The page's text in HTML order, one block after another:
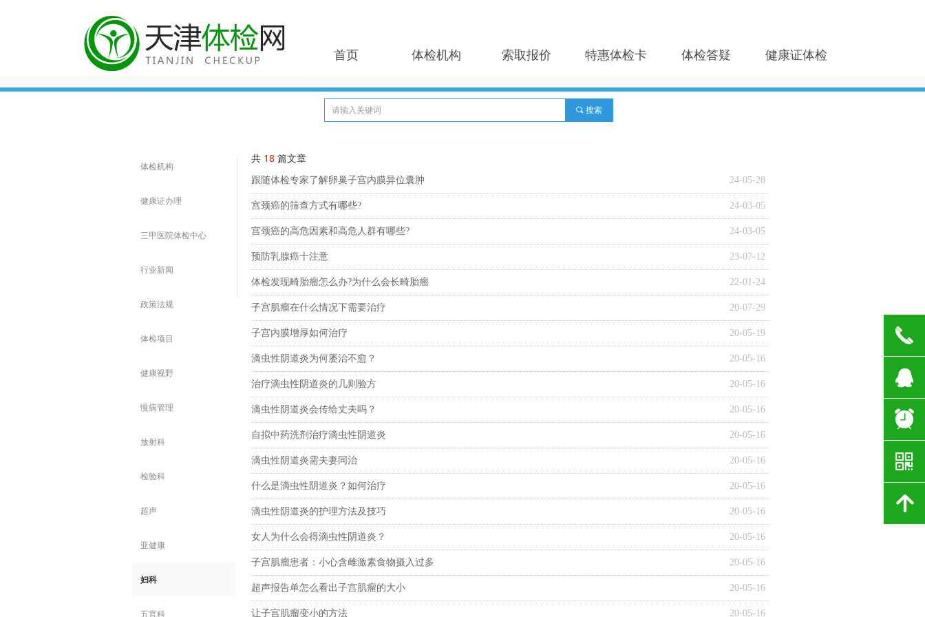
首页 体检机构 索取报价 特惠体检卡 体检答疑 健康证体检
共 18 篇文章
24-05-28
跟随体检专家了解卵巢子宫内膜异位囊肿
24-03-05
宫颈癌的筛查方式有哪些?
24-03-05
宫颈癌的高危因素和高危人群有哪些?
23-07-12
预防乳腺癌十注意
22-01-24
体检发现畸胎瘤怎么办?为什么会长畸胎瘤
20-07-29
子宫肌瘤在什么情况下需要治疗
20-05-19
子宫内膜增厚如何治疗
20-05-16
滴虫性阴道炎为何屡治不愈？
20-05-16
治疗滴虫性阴道炎的几则验方
20-05-16
滴虫性阴道炎会传给丈夫吗？
20-05-16
自拟中药洗剂治疗滴虫性阴道炎
20-05-16
滴虫性阴道炎需夫妻同治
20-05-16
什么是滴虫性阴道炎？如何治疗
20-05-16
滴虫性阴道炎的护理方法及技巧
20-05-16
女人为什么会得滴虫性阴道炎？
20-05-16
子宫肌瘤患者：小心含雌激素食物摄入过多
20-05-16
超声报告单怎么看出子宫肌瘤的大小
20-05-16
让子宫肌瘤变小的方法
体检机构
健康证办理
三甲医院体检中心
行业新闻
政策法规
体检项目
健康视野
慢病管理
放射科
检验科
超声
亚健康
妇科
五官科
끠 搜索
끅
뀩
뀥
낃
녕